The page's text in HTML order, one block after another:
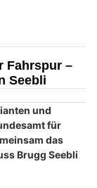
Fahrspur –
Seebli
und
für
das
Brugg Seebli